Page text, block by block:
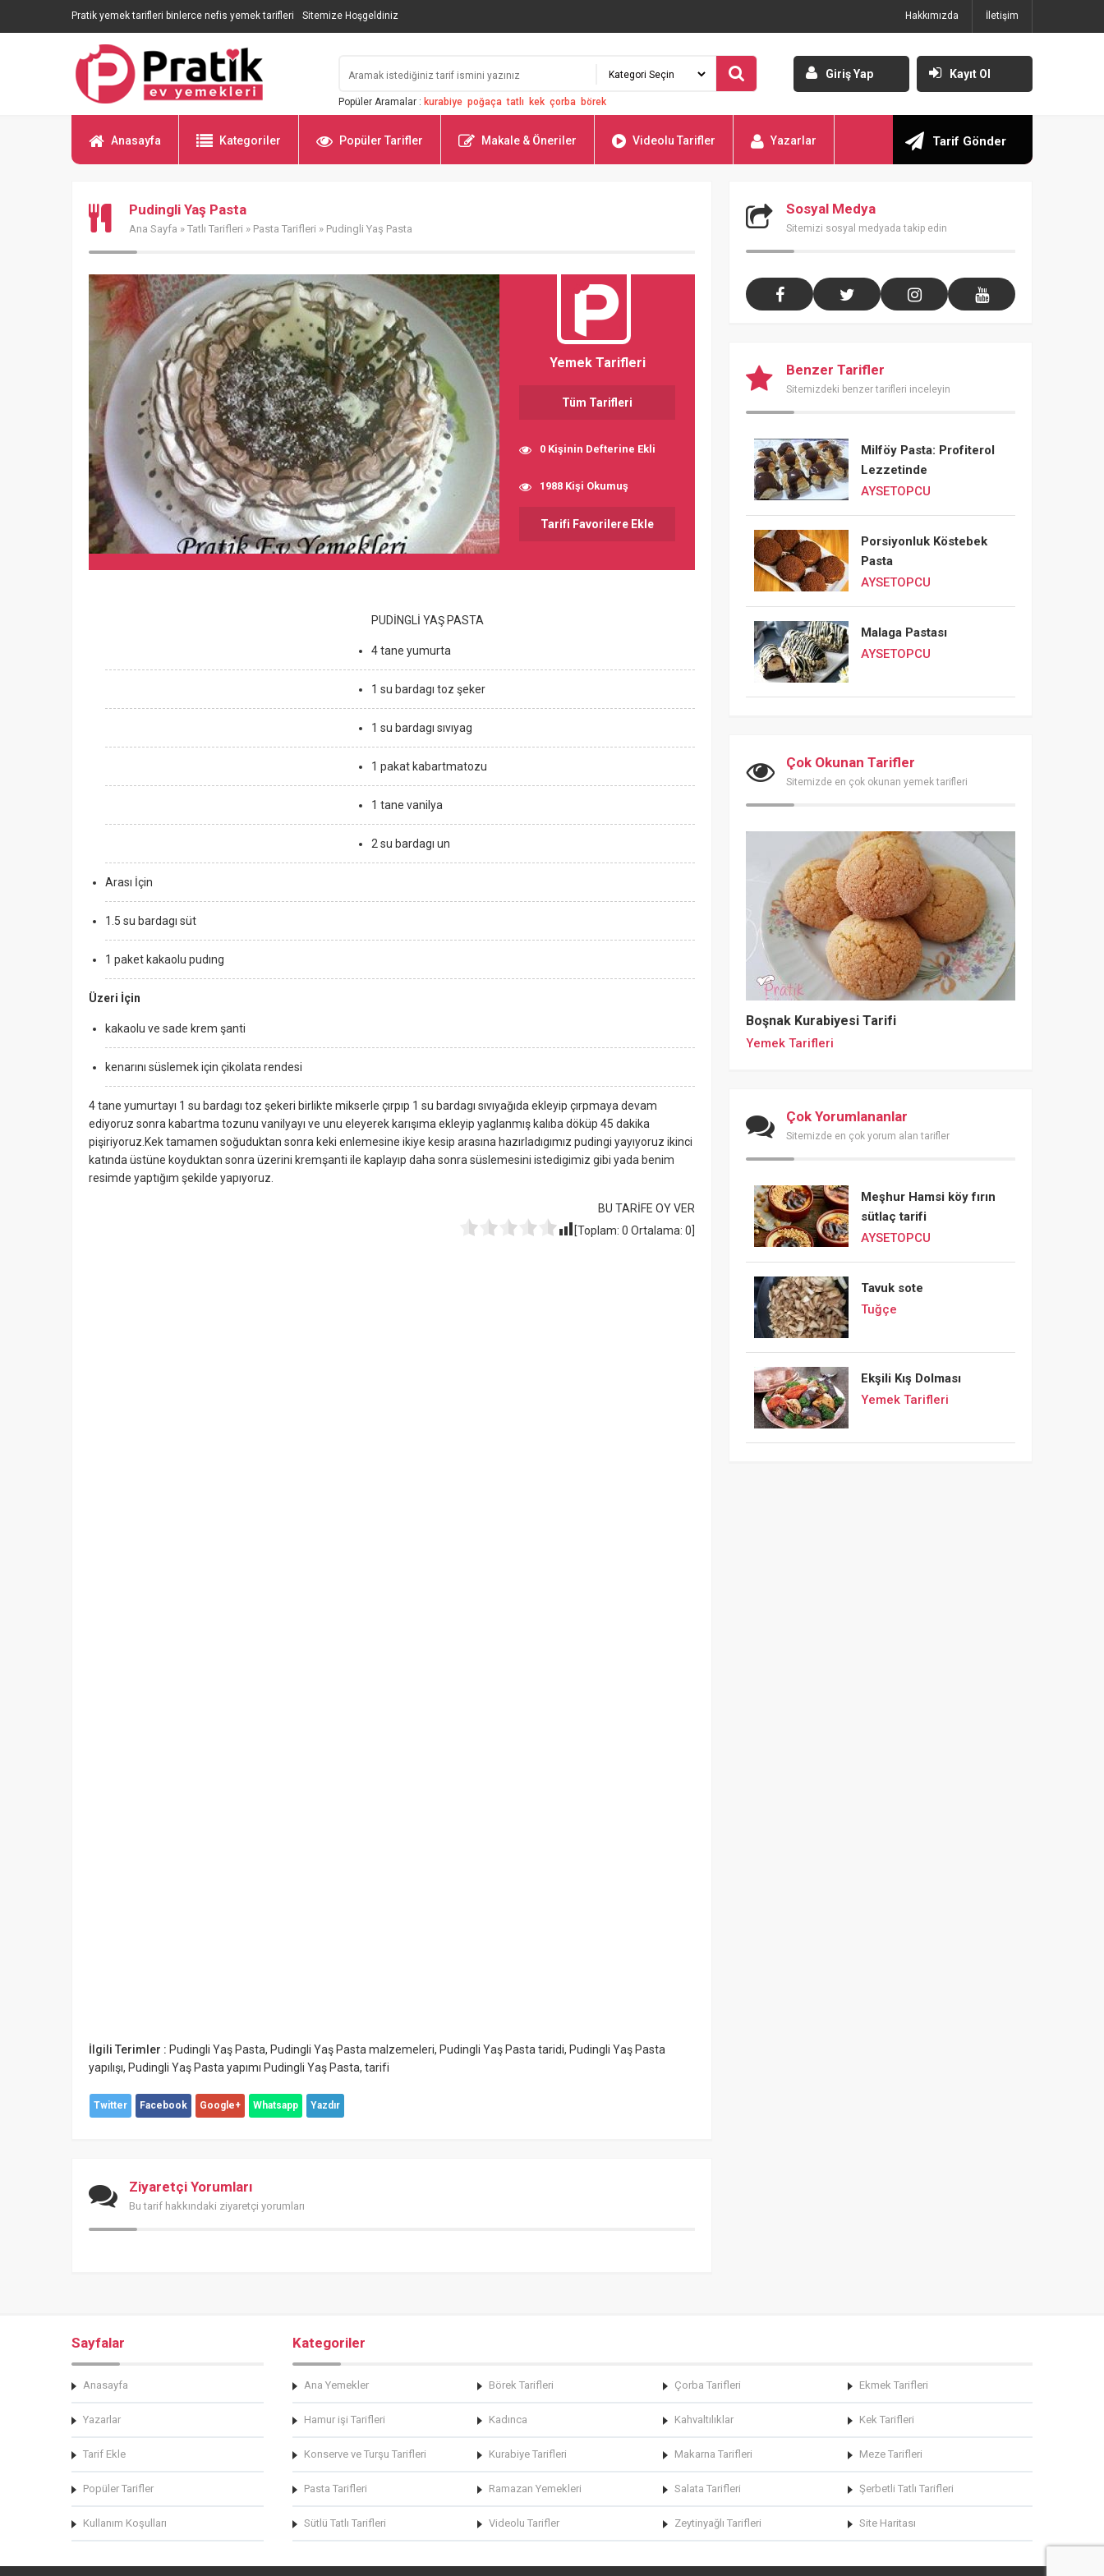
Pratik yemek tarifleri binlerce nefis yemek tarifleri Sitemize Hoşgeldiniz Hakkımızda İletişim
Popüler Aramalar : kurabiye poğaça tatlı kek çorba börek
Giriş Yap Kayıt Ol
Anasayfa Kategoriler Popüler Tarifler Makale & Öneriler Videolu Tarifler Yazarlar Tarif Gönder
Pudingli Yaş Pasta
Ana Sayfa » Tatlı Tarifleri » Pasta Tarifleri » Pudingli Yaş Pasta
Yemek Tarifleri
Tüm Tarifleri
0 Kişinin Defterine Ekli
1988 Kişi Okumuş
Tarifi Favorilere Ekle
PUDİNGLİ YAŞ PASTA
4 tane yumurta
1 su bardagı toz şeker
1 su bardagı sıvıyag
1 pakat kabartmatozu
1 tane vanilya
2 su bardagı un
Arası İçin
1.5 su bardagı süt
1 paket kakaolu pudıng
Üzeri İçin
kakaolu ve sade krem şanti
kenarını süslemek için çikolata rendesi
4 tane yumurtayı 1 su bardagı toz şekeri birlikte mikserle çırpıp 1 su bardagı sıvıyağıda ekleyip çırpmaya devam
ediyoruz sonra kabartma tozunu vanilyayı ve unu eleyerek karışıma ekleyip yaglanmış kalıba döküp 45 dakika
pişiriyoruz.Kek tamamen soğuduktan sonra keki enlemesine ikiye kesip arasına hazırladıgımız pudingi yayıyoruz ikinci
katında üstüne koyduktan sonra üzerini kremşanti ile kaplayıp daha sonra süslemesini istedigimiz gibi yada benim
resimde yaptığım şekilde yapıyoruz.
BU TARİFE OY VER
[Toplam: 0 Ortalama: 0
İlgili Terimler : Pudingli Yaş Pasta, Pudingli Yaş Pasta malzemeleri, Pudingli Yaş Pasta taridi, Pudingli Yaş Pasta
yapılışı, Pudingli Yaş Pasta yapımı Pudingli Yaş Pasta, tarifi
Twitter Facebook Google+ Whatsapp Yazdır
Ziyaretçi Yorumları
Bu tarif hakkındaki ziyaretçi yorumları
Sosyal Medya
Sitemizi sosyal medyada takip edin
Benzer Tarifler
Sitemizdeki benzer tarifleri inceleyin
Milföy Pasta: Profiterol
Lezzetinde
AYSETOPCU
Porsiyonluk Köstebek
Pasta
AYSETOPCU
Malaga Pastası
AYSETOPCU
Çok Okunan Tarifler
Sitemizde en çok okunan yemek tarifleri
Boşnak Kurabiyesi Tarifi
Yemek Tarifleri
Çok Yorumlananlar
Sitemizde en çok yorum alan tarifler
Meşhur Hamsi köy fırın
sütlaç tarifi
AYSETOPCU
Tavuk sote
Tuğçe
Ekşili Kış Dolması
Yemek Tarifleri
Sayfalar
Anasayfa
Yazarlar
Tarif Ekle
Popüler Tarifler
Kullanım Koşulları
Kategoriler
Ana Yemekler Börek Tarifleri Çorba Tarifleri Ekmek Tarifleri
Hamur işi Tarifleri Kadınca Kahvaltılıklar Kek Tarifleri
Konserve ve Turşu Tarifleri Kurabiye Tarifleri Makarna Tarifleri Meze Tarifleri
Pasta Tarifleri Ramazan Yemekleri Salata Tarifleri Şerbetli Tatlı Tarifleri
Sütlü Tatlı Tarifleri Videolu Tarifler Zeytinyağlı Tarifleri Site Haritası